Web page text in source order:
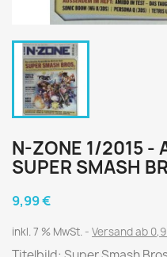
N-ZONE 1/2015 -
SUPER SMASH
9,99 €
inkl. 7 % MwSt. Versand ab